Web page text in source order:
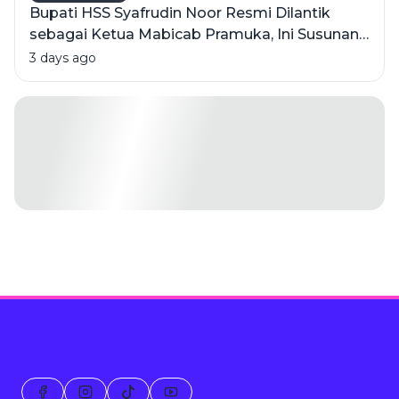
Bupati HSS Syafrudin Noor Resmi Dilantik
sebagai Ketua Mabicab Pramuka, Ini Susunan
Pengurus 2025-2030
3 days ago